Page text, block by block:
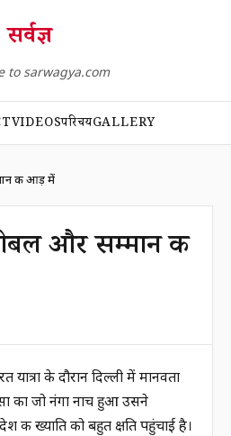
सर्वज्ञ
to sarwagya.com
VIDEOSपरिचयGALLERY
की आड़ में
और सम्मान की
यात्रा के दौरान दिल्ली में मानवता
का जो नंगा नाच हुआ उसने
की ख्याति को बहुत क्षति पहुंचाई है।